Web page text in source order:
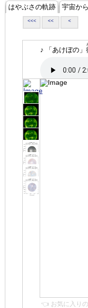
はやぶさの軌跡 宇宙か
<<< << <
♪ 「あけぼの」
👈 お気に入り